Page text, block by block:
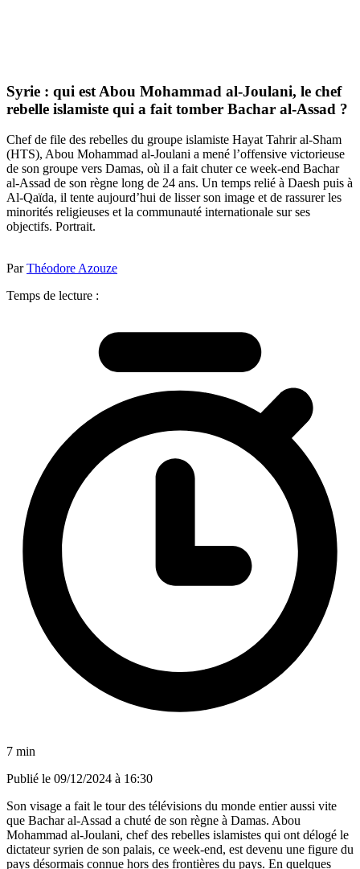
Syrie : qui est Abou Mohammad al-Joulani, le chef
rebelle islamiste qui a fait tomber Bachar al-Assad ?
Chef de file des rebelles du groupe islamiste Hayat Tahrir al-Sham
(HTS), Abou Mohammad al-Joulani a mené l’offensive victorieuse
de son groupe vers Damas, où il a fait chuter ce week-end Bachar
al-Assad de son règne long de 24 ans. Un temps relié à Daesh puis à
Al-Qaïda, il tente aujourd’hui de lisser son image et de rassurer les
minorités religieuses et la communauté internationale sur ses
objectifs. Portrait.
ParThéodore Azouze
Temps de lecture :
7 min
Publié le 09/12/2024 à 16:30
Son visage a fait le tour des télévisions du monde entier aussi vite
que Bachar al-Assad a chuté de son règne à Damas. Abou
Mohammad al-Joulani, chef des rebelles islamistes qui ont délogé le
dictateur syrien de son palais, ce week-end, est devenu une figure du
pays désormais connue hors des frontières du pays. En quelques